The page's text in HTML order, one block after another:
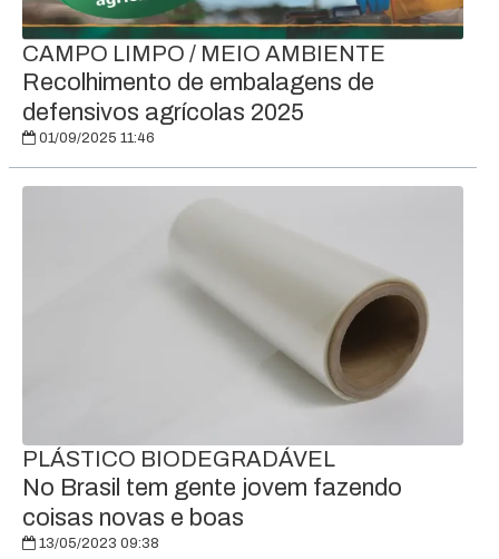
CAMPO LIMPO / MEIO AMBIENTE
Recolhimento de embalagens de
defensivos agrícolas 2025
01/09/2025 11:46
PLÁSTICO BIODEGRADÁVEL
No Brasil tem gente jovem fazendo
coisas novas e boas
13/05/2023 09:38